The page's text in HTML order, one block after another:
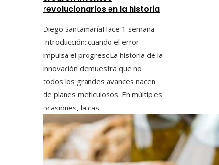
revolucionarios en la historia
Diego SantamaríaHace 1 semana
Introducción: cuando el error
impulsa el progresoLa historia de la
innovación demuestra que no
todos los grandes avances nacen
de planes meticulosos. En múltiples
ocasiones, la cas...